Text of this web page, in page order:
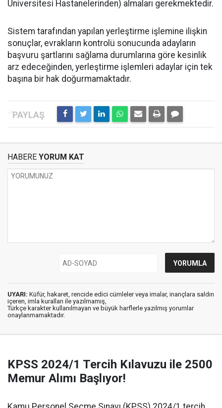
Üniversitesi Hastanelerinden) almaları gerekmektedir.
Sistem tarafından yapılan yerleştirme işlemine ilişkin
sonuçlar, evrakların kontrolü sonucunda adayların
başvuru şartlarını sağlama durumlarına göre kesinlik
arz edeceğinden, yerleştirme işlemleri adaylar için tek
başına bir hak doğurmamaktadır.
HABERE YORUM KAT
UYARI: Küfür, hakaret, rencide edici cümleler veya imalar, inançlara saldırı
içeren, imla kuralları ile yazılmamış,
Türkçe karakter kullanılmayan ve büyük harflerle yazılmış yorumlar
onaylanmamaktadır.
KPSS 2024/1 Tercih Kılavuzu ile 2500
Memur Alımı Başlıyor!